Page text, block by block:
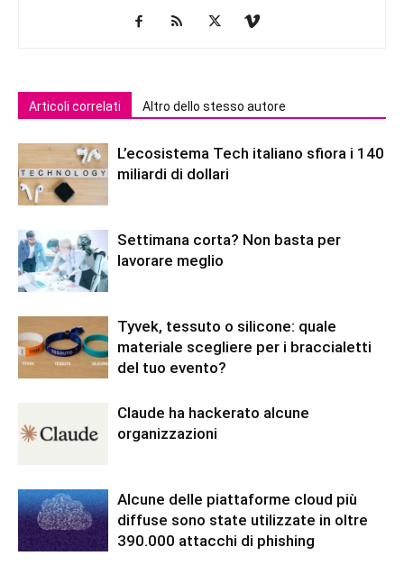
Articoli correlati Altro dello stesso autore
L’ecosistema Tech italiano sfiora i 140
miliardi di dollari
Settimana corta? Non basta per
lavorare meglio
Tyvek, tessuto o silicone: quale
materiale scegliere per i braccialetti
del tuo evento?
Claude ha hackerato alcune
organizzazioni
Alcune delle piattaforme cloud più
diffuse sono state utilizzate in oltre
390.000 attacchi di phishing